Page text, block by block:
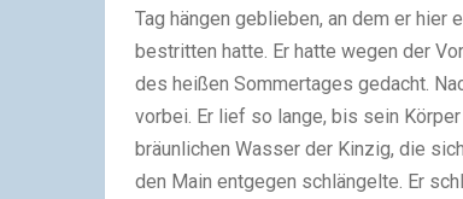
Tag hängen geblieben, an dem er
bestritten hatte. Er hatte wegen der
des heißen Sommertages gedacht.
vorbei. Er lief so lange, bis sein
bräunlichen Wasser der Kinzig, die
den Main entgegen schlängelte. Er